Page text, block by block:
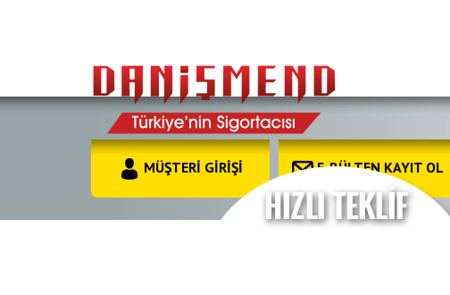
MÜŞTERİ GİRİŞİ E-BÜLTEN KAYIT OL